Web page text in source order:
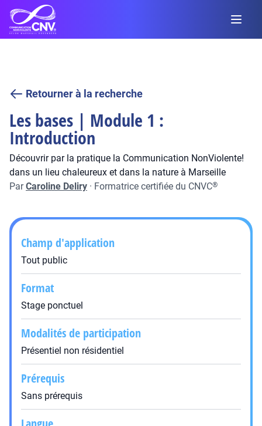
Retourner à la recherche
Les bases | Module 1 :
Introduction
Découvrir par la pratique la Communication NonViolente!
dans un lieu chaleureux et dans la nature à Marseille
ParCaroline Deliry · Formatrice certifiée du CNVC®
Champ d'application
Tout public
Format
Stage ponctuel
Modalités de participation
Présentiel non résidentiel
Prérequis
Sans prérequis